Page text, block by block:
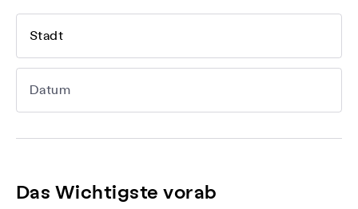
Stadt
Datum
Das Wichtigste vorab